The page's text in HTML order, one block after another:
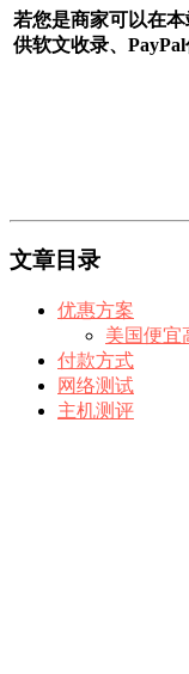
若您是商家可以在本
供软文收录、
文章目录
优惠方案
美国便宜
付款方式
网络测试
主机测评